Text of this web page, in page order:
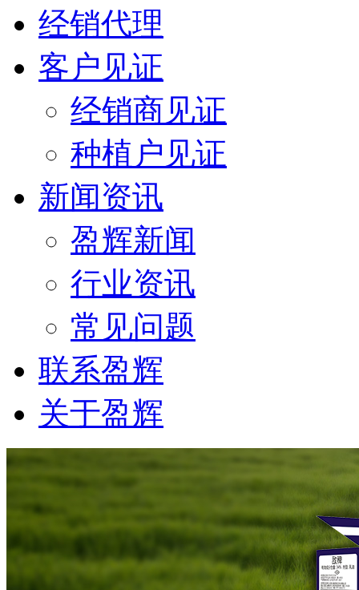
经销代理
客户见证
经销商见证
种植户见证
新闻资讯
盈辉新闻
行业资讯
常见问题
联系盈辉
关于盈辉